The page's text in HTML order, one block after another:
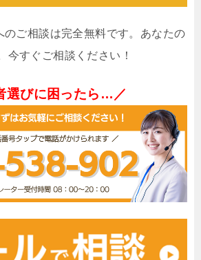
のご相談は完全無料です。あなたの
今すぐご相談ください！
選びに困ったら…／